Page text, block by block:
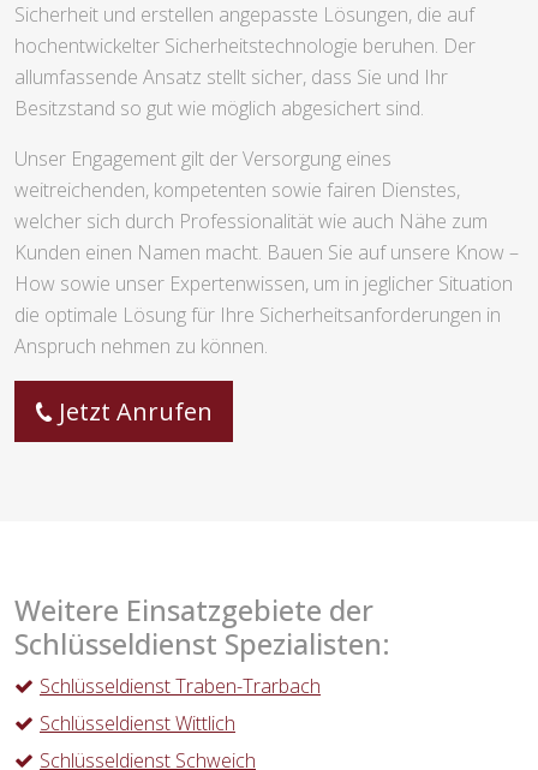
Sicherheit und erstellen angepasste Lösungen, die auf
hochentwickelter Sicherheitstechnologie beruhen. Der
allumfassende Ansatz stellt sicher, dass Sie und Ihr
Besitzstand so gut wie möglich abgesichert sind.
Unser Engagement gilt der Versorgung eines
weitreichenden, kompetenten sowie fairen Dienstes,
welcher sich durch Professionalität wie auch Nähe zum
Kunden einen Namen macht. Bauen Sie auf unsere Know –
How sowie unser Expertenwissen, um in jeglicher Situation
die optimale Lösung für Ihre Sicherheitsanforderungen in
Anspruch nehmen zu können.
Jetzt Anrufen
Weitere Einsatzgebiete der
Schlüsseldienst Spezialisten:
Schlüsseldienst Traben-Trarbach
Schlüsseldienst Wittlich
Schlüsseldienst Schweich